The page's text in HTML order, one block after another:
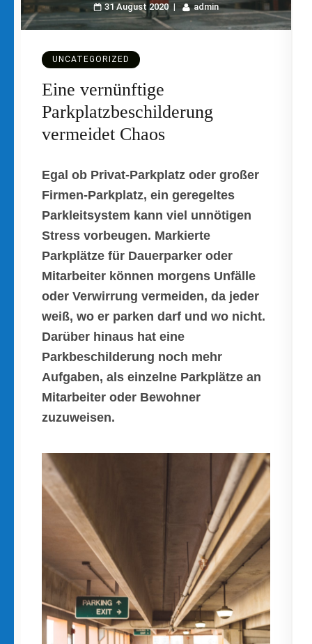
31 August 2020 admin
UNCATEGORIZED
Eine vernünftige
Parkplatzbeschilderung
vermeidet Chaos
Egal ob Privat-Parkplatz oder großer
Firmen-Parkplatz, ein geregeltes
Parkleitsystem kann viel unnötigen
Stress vorbeugen. Markierte
Parkplätze für Dauerparker oder
Mitarbeiter können morgens Unfälle
oder Verwirrung vermeiden, da jeder
weiß, wo er parken darf und wo nicht.
Darüber hinaus hat eine
Parkbeschilderung noch mehr
Aufgaben, als einzelne Parkplätze an
Mitarbeiter oder Bewohner
zuzuweisen.